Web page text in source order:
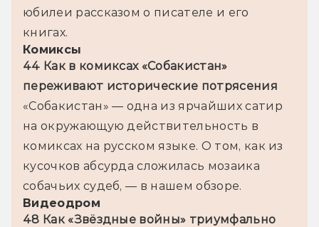
юбилеи рассказом о писателе и его
книгах.
Комиксы
44 Как в комиксах «Собакистан»
переживают исторические потрясения
«Собакистан» — одна из ярчайших сатир
на окружающую действительность в
комиксах на русском языке. О том, как из
кусочков абсурда сложилась мозаика
собачьих судеб, — в нашем обзоре.
Видеодром
48 Как «Звёздные войны» триумфально